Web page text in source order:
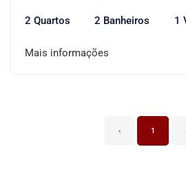
2 Quartos 2 Banheiros 1
Mais informações
‹ 1